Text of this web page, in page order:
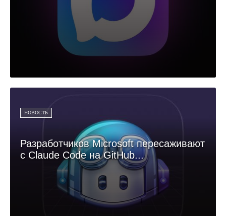
НОВОСТЬ
Разработчиков Microsoft пересаживают
с Claude Code на GitHub...